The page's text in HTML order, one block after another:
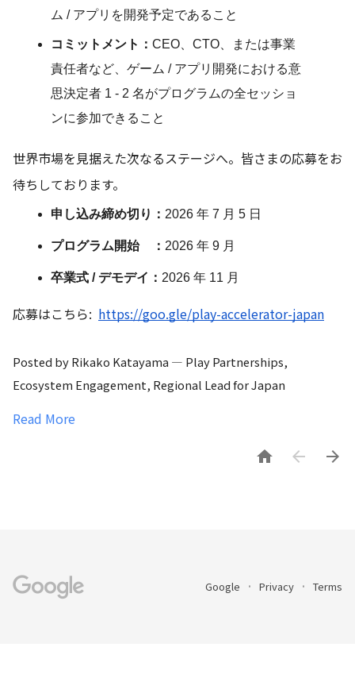
ム / アプリを開発予定であること
コミットメント ： CEO、CTO、または事業
責任者など、ゲーム / アプリ開発における意
思決定者 1 - 2 名がプログラムの全セッショ
ンに参加できること
世界市場を見据えた次なるステージへ。皆さまの応募をお
待ちしております。
申し込み締め切り ： 2026 年 7 月 5 日
プログラム開始 ： 2026 年 9 月
卒業式 / デモデイ ： 2026 年 11 月
応募はこちら: https://goo.gle/play-accelerator-japan
Posted by Rikako Katayama — Play Partnerships,
Ecosystem Engagement, Regional Lead for Japan
Read More

 
Google Privacy Terms